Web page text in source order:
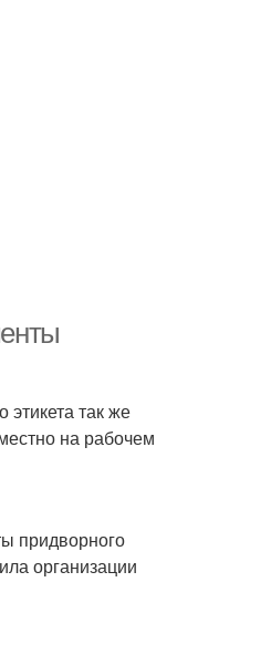
так же
на рабочем
придворного
организации